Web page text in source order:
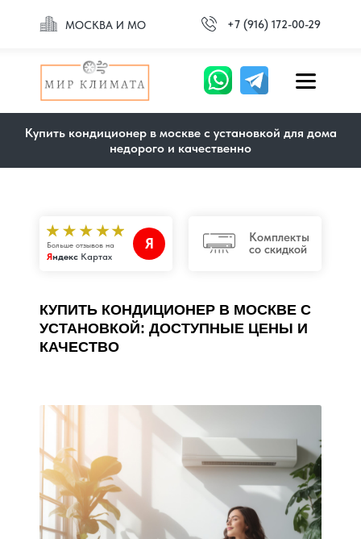
МОСКВА И МО +7 (916) 172-00-29
Купить кондиционер в москве с установкой для дома
недорого и качественно
Больше отзывов на
Яндекс Картах
Я
КУПИТЬ КОНДИЦИОНЕР В МОСКВЕ С
УСТАНОВКОЙ: ДОСТУПНЫЕ ЦЕНЫ И
КАЧЕСТВО
Комплекты
со скидкой